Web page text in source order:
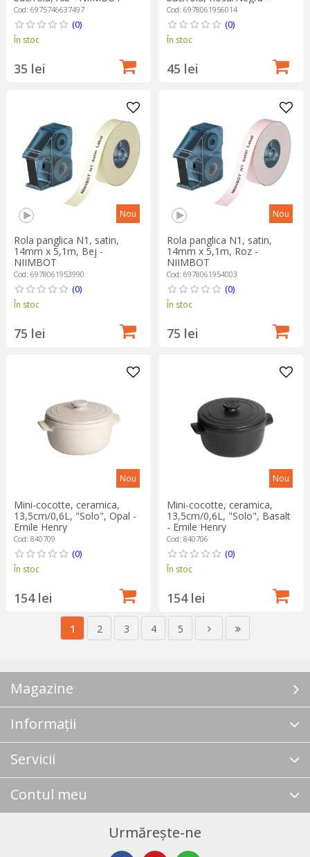
Cod: 6975746637497
(0)
În stoc
35 lei
NIIMBOT
Cod: 6978061956014
(0)
În stoc
45 lei
Nou
Rola panglica N1, satin,
14mm x 5,1m, Bej -
NIIMBOT
Cod: 6978061953990
(0)
În stoc
75 lei
Nou
Rola panglica N1, satin,
14mm x 5,1m, Roz -
NIIMBOT
Cod: 6978061954003
(0)
În stoc
75 lei
Nou
Mini-cocotte, ceramica,
13,5cm/0,6L, "Solo", Opal -
Emile Henry
Cod: 840709
(0)
În stoc
154 lei
Nou
Mini-cocotte, ceramica,
13,5cm/0,6L, "Solo", Basalt
- Emile Henry
Cod: 840706
(0)
În stoc
154 lei
1 2 3 4 5
Magazine
Informații
Servicii
Contul meu
Urmărește-ne